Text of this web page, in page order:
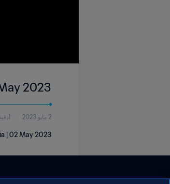
2023
2 مايو 2023 1دقيقة 34ثانية
| 02 May 2023